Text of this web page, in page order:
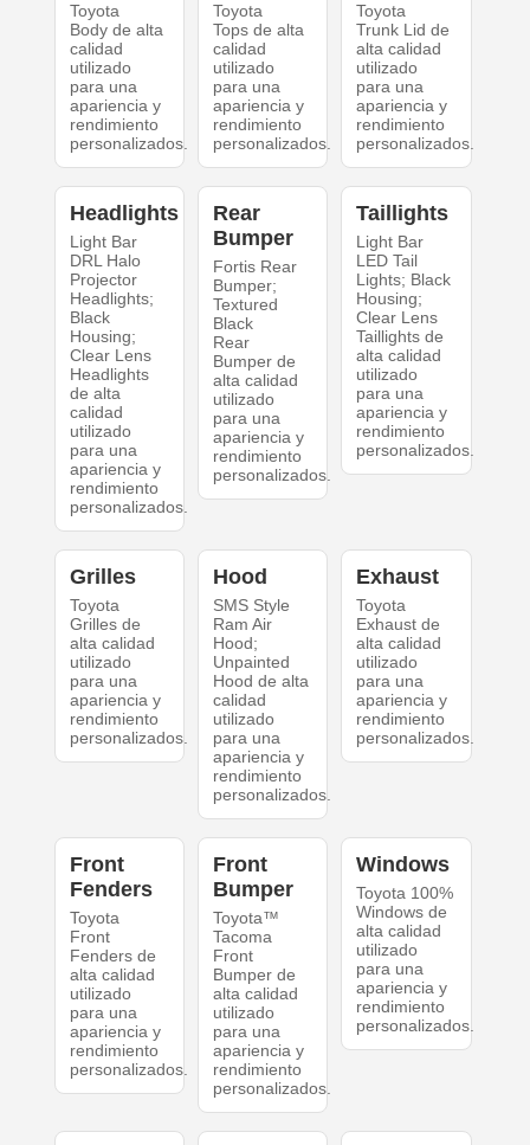
Toyota
Body de alta
calidad
utilizado
para una
apariencia y
rendimiento
personalizados.
Toyota
Tops de alta
calidad
utilizado
para una
apariencia y
rendimiento
personalizados.
Toyota
Trunk Lid de
alta calidad
utilizado
para una
apariencia y
rendimiento
personalizados.
Headlights
Light Bar
DRL Halo
Projector
Headlights;
Black
Housing;
Clear Lens
Headlights
de alta
calidad
utilizado
para una
apariencia y
rendimiento
personalizados.
Rear
Bumper
Fortis Rear
Bumper;
Textured
Black
Rear
Bumper de
alta calidad
utilizado
para una
apariencia y
rendimiento
personalizados.
Taillights
Light Bar
LED Tail
Lights; Black
Housing;
Clear Lens
Taillights de
alta calidad
utilizado
para una
apariencia y
rendimiento
personalizados.
Grilles
Toyota
Grilles de
alta calidad
utilizado
para una
apariencia y
rendimiento
personalizados.
Hood
SMS Style
Ram Air
Hood;
Unpainted
Hood de alta
calidad
utilizado
para una
apariencia y
rendimiento
personalizados.
Exhaust
Toyota
Exhaust de
alta calidad
utilizado
para una
apariencia y
rendimiento
personalizados.
Front
Fenders
Toyota
Front
Fenders de
alta calidad
utilizado
para una
apariencia y
rendimiento
personalizados.
Front
Bumper
Toyota™
Tacoma
Front
Bumper de
alta calidad
utilizado
para una
apariencia y
rendimiento
personalizados.
Windows
Toyota 100%
Windows de
alta calidad
utilizado
para una
apariencia y
rendimiento
personalizados.